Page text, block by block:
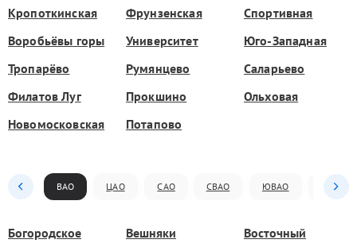
Кропоткинская Фрунзенская
Спортивная
Воробьёвы горы
Университет
Юго-Западная
Тропарёво
Румянцево
Саларьево
Филатов Луг
Прокшино
Ольховая
Новомосковская
Потапово
ВАО ЦАО САО СВАО ЮВАО ЮАО
Богородское Вешняки
Восточный